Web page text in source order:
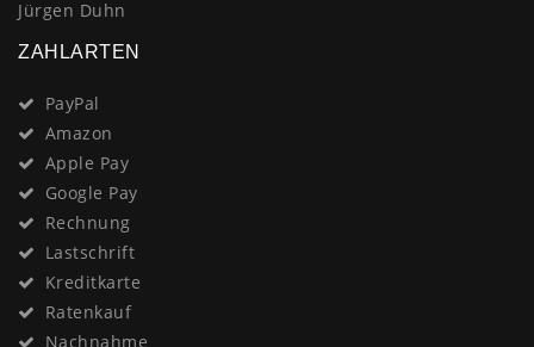
Jürgen Duhn
ZAHLARTEN
PayPal
Amazon
Apple Pay
Google Pay
Rechnung
Lastschrift
Kreditkarte
Ratenkauf
Nachnahme